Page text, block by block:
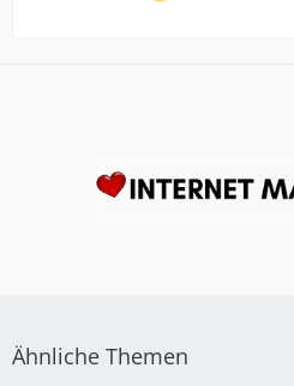
Ähnliche Themen